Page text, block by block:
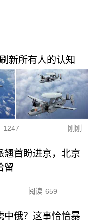
新所有人的认知
1247 刚刚
翘首盼进京，北京
留
阅读 659
中俄？这事恰恰暴